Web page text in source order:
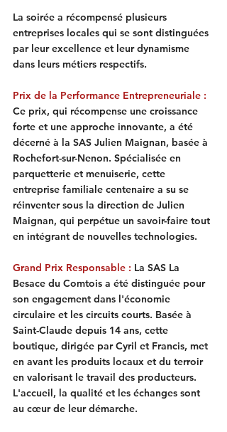
La soirée a récompensé plusieurs
entreprises locales qui se sont distinguées
par leur excellence et leur dynamisme
dans leurs métiers respectifs.
Prix de la Performance Entrepreneuriale :
Ce prix, qui récompense une croissance
forte et une approche innovante, a été
décerné à la SAS Julien Maignan, basée à
Rochefort-sur-Nenon. Spécialisée en
parquetterie et menuiserie, cette
entreprise familiale centenaire a su se
réinventer sous la direction de Julien
Maignan, qui perpétue un savoir-faire tout
en intégrant de nouvelles technologies.
Grand Prix Responsable : La SAS La
Besace du Comtois a été distinguée pour
son engagement dans l'économie
circulaire et les circuits courts. Basée à
Saint-Claude depuis 14 ans, cette
boutique, dirigée par Cyril et Francis, met
en avant les produits locaux et du terroir
en valorisant le travail des producteurs.
L'accueil, la qualité et les échanges sont
au cœur de leur démarche.